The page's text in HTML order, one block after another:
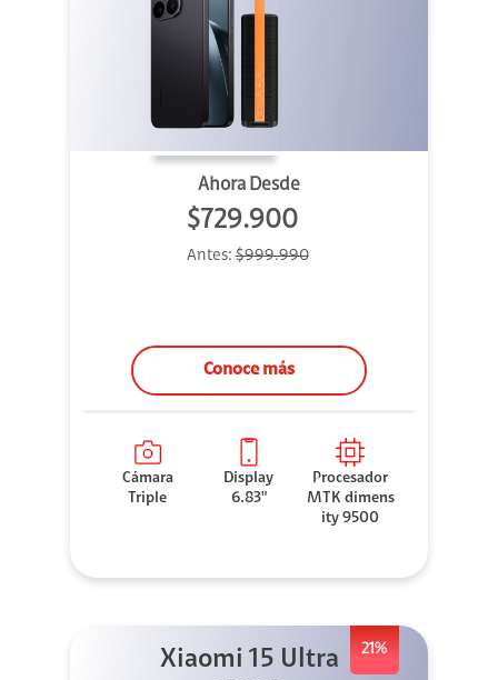
Ahora Desde
$729.900
Antes:$999.990
Conoce más
Cámara
Triple
Display
6.83"
Procesador
MTK dimens
ity 9500
21%
Xiaomi 15 Ultra